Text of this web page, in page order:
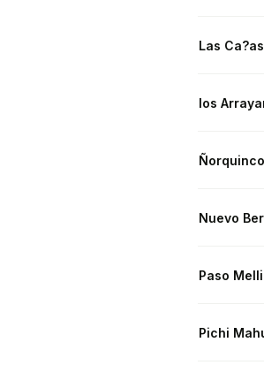
Las Ca?as
los
Ñorquinco
Nuevo
Paso
Pichi